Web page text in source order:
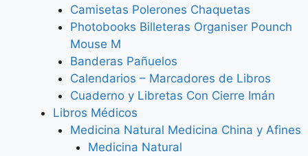
Camisetas Polerones Chaquetas
Photobooks Billeteras Organiser Pounch
Mouse M
Banderas Pañuelos
Calendarios – Marcadores de Libros
Cuaderno y Libretas Con Cierre Imán
Libros Médicos
Medicina Natural Medicina China y Afines
Medicina Natural